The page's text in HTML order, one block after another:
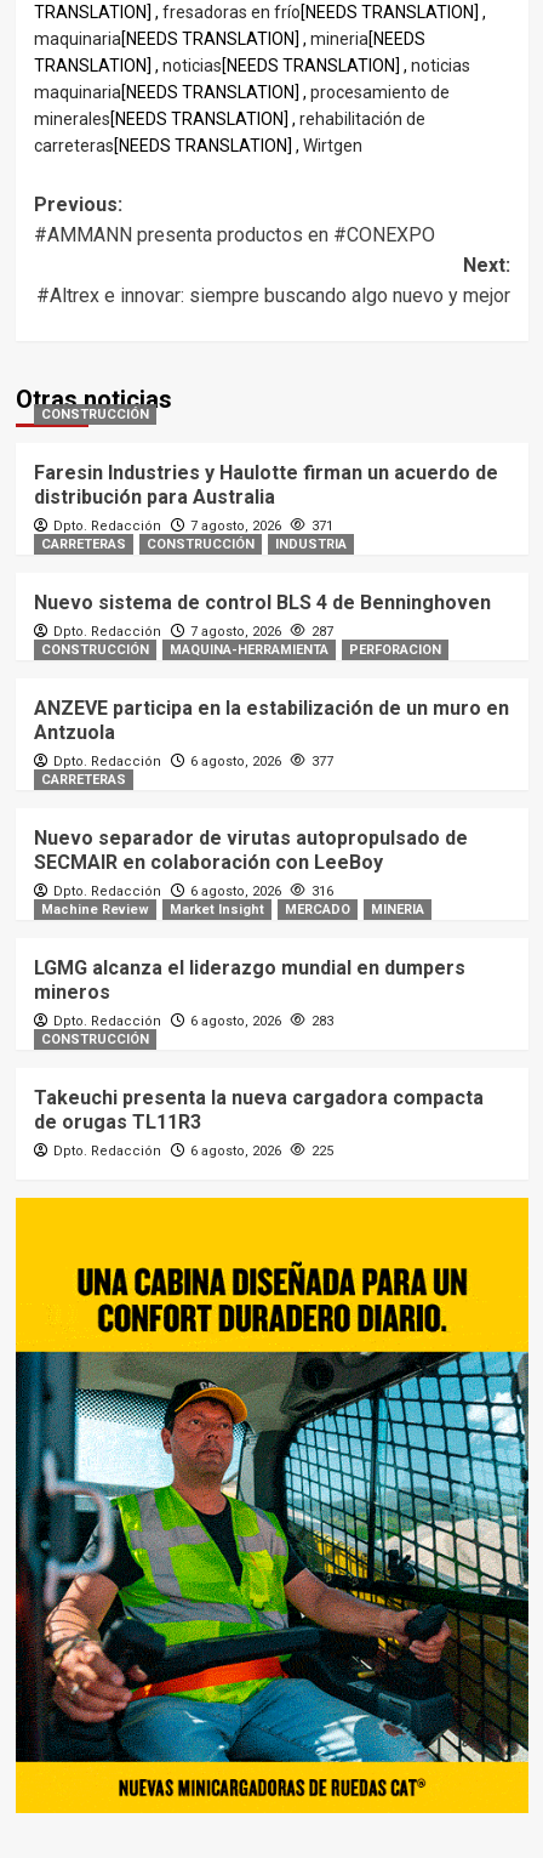
TRANSLATION] , fresadoras en frío[NEEDS TRANSLATION] ,
maquinaria[NEEDS TRANSLATION] , mineria[NEEDS
TRANSLATION] , noticias[NEEDS TRANSLATION] , noticias
maquinaria[NEEDS TRANSLATION] , procesamiento de
minerales[NEEDS TRANSLATION] , rehabilitación de
carreteras[NEEDS TRANSLATION] , Wirtgen
Post
navigation
Previous:
#AMMANN presenta productos en #CONEXPO
Next:
#Altrex e innovar: siempre buscando algo nuevo y mejor
Otras noticias
CONSTRUCCIÓN
Faresin Industries y Haulotte firman un acuerdo de
distribución para Australia
Dpto. Redacción 7 agosto, 2026
371
CARRETERAS
CONSTRUCCIÓN INDUSTRIA
Nuevo sistema de control BLS 4 de Benninghoven
Dpto. Redacción 7 agosto, 2026
287
CONSTRUCCIÓN
MAQUINA-HERRAMIENTA PERFORACION
ANZEVE participa en la estabilización de un muro en
Antzuola
Dpto. Redacción 6 agosto, 2026
377
CARRETERAS
Nuevo separador de virutas autopropulsado de
SECMAIR en colaboración con LeeBoy
Dpto. Redacción 6 agosto, 2026
316
Machine Review
Market Insight MERCADO MINERIA
LGMG alcanza el liderazgo mundial en dumpers
mineros
Dpto. Redacción 6 agosto, 2026
283
CONSTRUCCIÓN
Takeuchi presenta la nueva cargadora compacta
de orugas TL11R3
Dpto. Redacción 6 agosto, 2026 225